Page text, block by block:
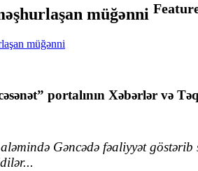
müğənni
portalının Xəbərlər və
Gəncədə fəaliyyət